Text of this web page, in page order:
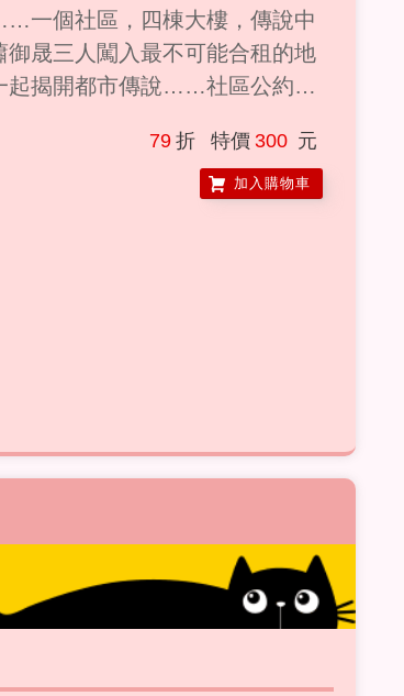
一個社區，四棟大樓，傳說中
晟三人闖入最不可能合租的地
起揭開都市傳說……社區公約：
光未修繕，若非必要，請不要
層，其他樓層非必要不要亂
，如果遇到自動明滅的情況，
79 折 特價 300 元
加入購物車